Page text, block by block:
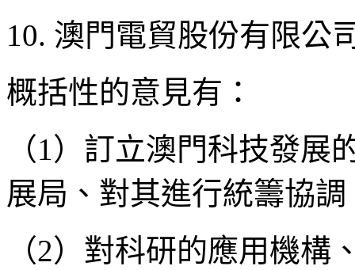
10. 澳門電貿股份有限公
概括性的意見有：
（1）訂立澳門科技發
展局、對其進行統籌協調
（2）對科研的應用機